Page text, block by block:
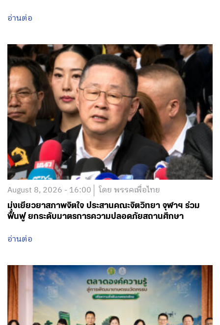
อ่านต่อ
August 8, 2026 - 16:00 โดย พรรคเพื่อไทย
มุ่งเยียวยาสภาพจิตใจ ประสานคณะจิตวิทยา จุฬาฯ ร่วม
ฟื้นฟู ยกระดับมาตรการความปลอดภัยสถานศึกษา
อ่านต่อ